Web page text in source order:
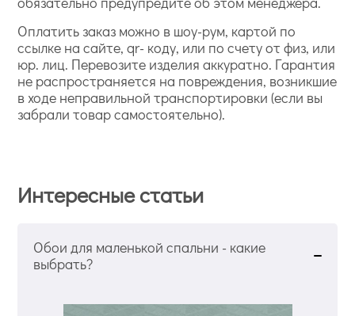
Оплатить заказ можно в шоу-рум, картой по
ссылке на сайте, qr- коду, или по счету от физ, или
юр. лиц. Перевозите изделия аккуратно. Гарантия
не распространяется на повреждения, возникшие
в ходе неправильной транспортировки (если вы
забрали товар самостоятельно).
Интересные статьи
Обои для маленькой спальни - какие
выбрать?